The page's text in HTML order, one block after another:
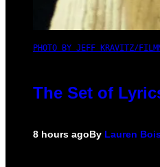
PHOTO BY JEFF KRAVITZ/
The Set of
8 hours agoBy Lauren